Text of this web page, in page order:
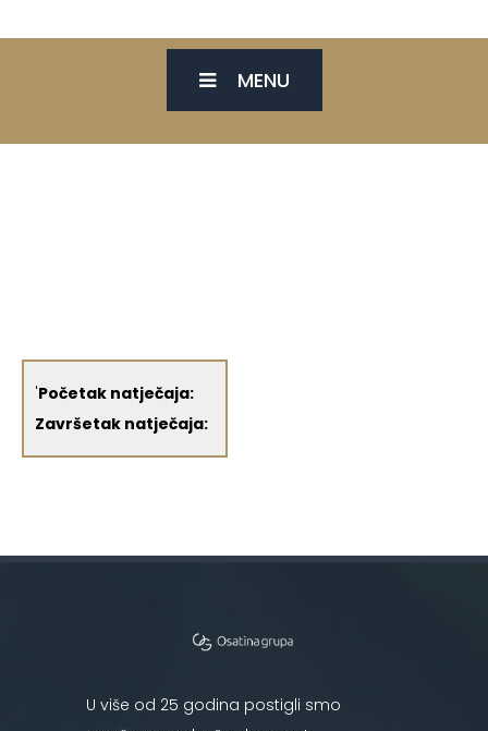
MENU
'Početak natječaja:
Završetak natječaja:
U više od 25 godina postigli smo